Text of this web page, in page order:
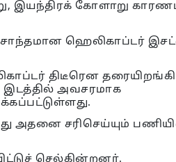
இயந்திரக் கோளாறு
ஹெலிகாப்டர் இசட்ஏ
திடீரென
அவசரமாக
அதனை சரிசெய்யும்